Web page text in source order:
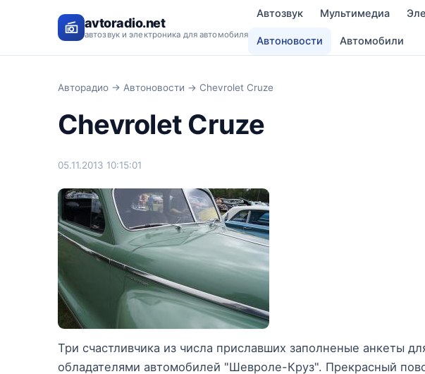
avtoradio.net
автозвук и электроника для автомобиля
Автозвук Мультимедиа
Автоновости Автомобили
Авторадио → Автоновости → Chevrolet Cruze
Chevrolet Cruze
05.11.2013 10:15:01
Три счастливчика из числа приславших заполненые анкеты
обладателями автомобилей "Шевроле-Круз". Прекрасный